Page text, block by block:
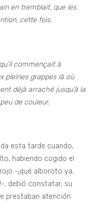
en tremblait, que les
cette fois.
commençait à
pleines grappes là où
déjà arraché jusqu’à la
de couleur.
esta tarde cuando,
habiendo cogido el
-¡qué alboroto ya,
, debió constatar, su
prestaban atención